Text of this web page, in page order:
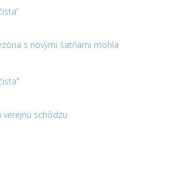
s novými šatňami mohla
verejnú schôdzu